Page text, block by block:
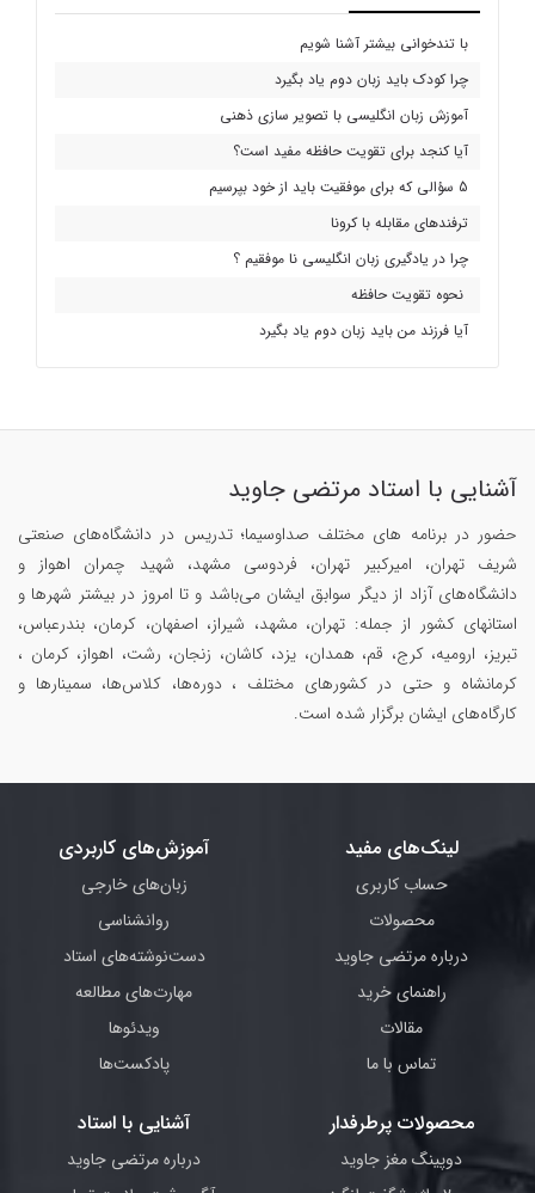
با تندخوانی بیشتر آشنا شویم
چرا کودک باید زبان دوم یاد بگیرد
آموزش زبان انگلیسی با تصویر سازی ذهنی
آیا کنجد برای تقویت حافظه مفید است؟
5 سؤالی که برای موفقیت باید از خود بپرسیم
ترفندهای مقابله با کرونا
چرا در یادگیری زبان انگلیسی نا موفقیم ؟
نحوه تقویت حافظه
آیا فرزند من باید زبان دوم یاد بگیرد
آشنایی با استاد مرتضی جاوید
حضور در برنامه های مختلف صداوسیما؛ تدریس در دانشگاه‌های صنعتی
شریف تهران، امیرکبیر تهران، فردوسی مشهد، شهید چمران اهواز و
دانشگاه‌های آزاد از دیگر سوابق ایشان می‌باشد و تا امروز در بیشتر شهرها و
استانهای کشور از جمله: تهران، مشهد، شیراز، اصفهان، کرمان، بندرعباس،
تبریز، ارومیه، کرج، قم، همدان، یزد، کاشان، زنجان، رشت، اهواز، کرمان ،
کرمانشاه و حتی در کشورهای مختلف ، دوره‌ها، کلاس‌ها، سمینار‌ها و
کارگاه‌های ایشان برگزار شده است.
لینک‌های مفید
حساب کاربری
محصولات
درباره مرتضی جاوید
راهنمای خرید
مقالات
تماس با ما
آموزش‌های کاربردی
زبان‌های خارجی
روانشناسی
دست‌نوشته‌های استاد
مهارت‌های مطالعه
ویدئوها
پادکست‌ها
محصولات پرطرفدار
دوپینگ مغز جاوید
آشنایی با استاد
درباره مرتضی جاوید